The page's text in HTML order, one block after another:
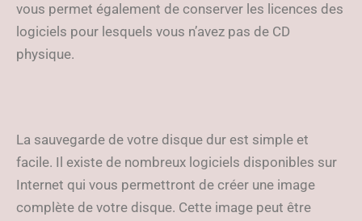
vous permet également de conserver les licences des
logiciels pour lesquels vous n’avez pas de CD
physique.
La sauvegarde de votre disque dur est simple et
facile. Il existe de nombreux logiciels disponibles sur
Internet qui vous permettront de créer une image
complète de votre disque. Cette image peut être